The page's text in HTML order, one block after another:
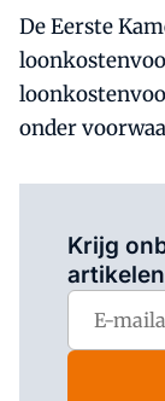
De Eerste
onder
Krijg